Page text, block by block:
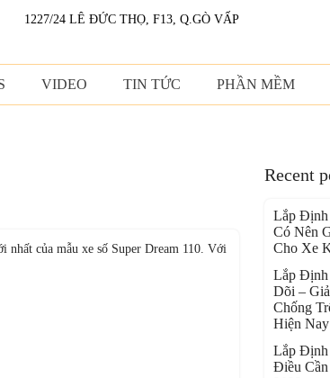
1227/24 LÊ ĐỨC THỌ, F13, Q.GÒ VẤP
VIDEO TIN TỨC PHẦN MỀM
nhất của mẫu xe số Super Dream 110. Với
Recent
Lắp
Có Nên
Cho Xe
Lắp
Dõi –
Chống
Hiện Nay
Lắp
Điều